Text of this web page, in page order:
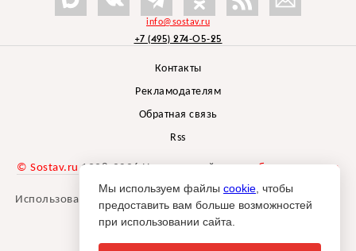
info@sostav.ru
+7 (495) 274-05-25
Контакты
Рекламодателям
Обратная связь
Rss
© Sostav.ru 1998-2026 Независимый проектбрендингового
агентства Depot
Использование материалов Sostav.ru допустимо только при
указании источника.
Мы используем файлы cookie , чтобы
предоставить вам больше возможностей
при использовании сайта.